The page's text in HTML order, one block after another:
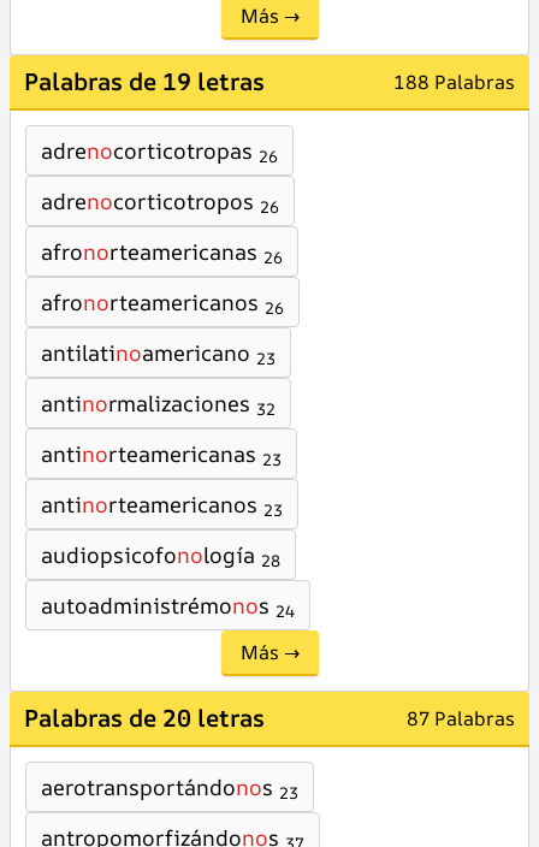
Más →
Palabras de 19 letras 188 Palabras
adrenocorticotropas 26
adrenocorticotropos 26
afronorteamericanas 26
afronorteamericanos 26
antilatinoamericano 23
antinormalizaciones 32
antinorteamericanas 23
antinorteamericanos 23
audiopsicofonología 28
autoadministrémonos 24
Más →
Palabras de 20 letras 87 Palabras
aerotransportándonos 23
antropomorfizándonos